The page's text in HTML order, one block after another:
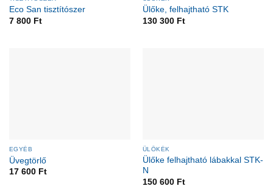
Eco San tisztítószer
7 800 Ft
Ülőke, felhajtható STK
130 300 Ft
EGYÉB
Üvegtörlő
17 600 Ft
ÜLŐKÉK
Ülőke felhajtható lábakkal STK-
N
150 600 Ft